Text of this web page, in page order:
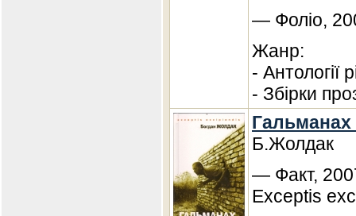
— Фоліо,
Жанр:
- Антології
- Збірки
Гальманах
Б.Жолдак
— Факт,
Exceptis